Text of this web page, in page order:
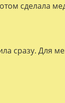
сделала
сразу. Для